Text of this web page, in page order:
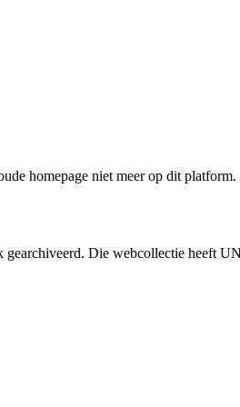
homepage niet meer op dit platform.
Die webcollectie heeft